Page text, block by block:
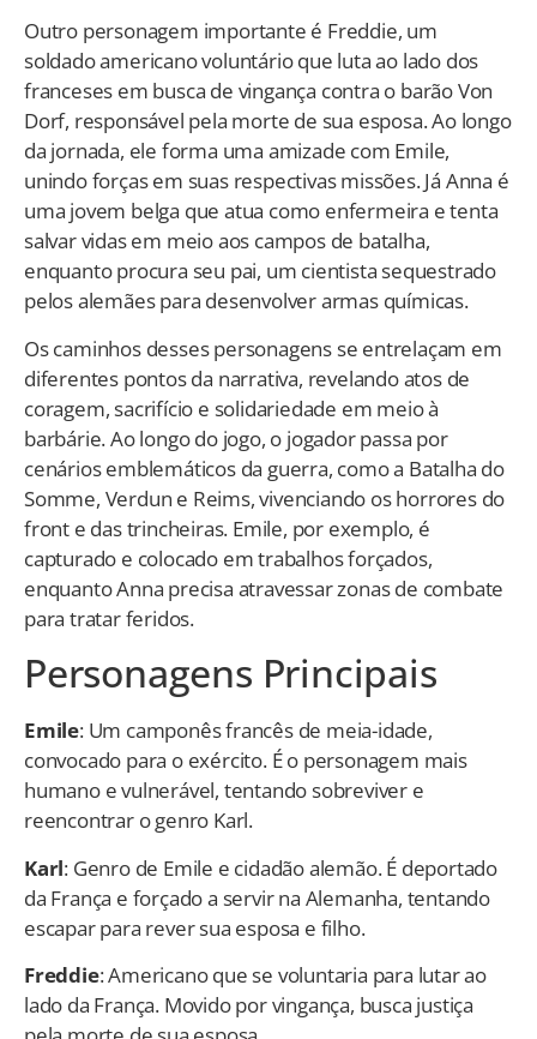
Outro personagem importante é Freddie, um
soldado americano voluntário que luta ao lado dos
franceses em busca de vingança contra o barão Von
Dorf, responsável pela morte de sua esposa. Ao longo
da jornada, ele forma uma amizade com Emile,
unindo forças em suas respectivas missões. Já Anna é
uma jovem belga que atua como enfermeira e tenta
salvar vidas em meio aos campos de batalha,
enquanto procura seu pai, um cientista sequestrado
pelos alemães para desenvolver armas químicas.
Os caminhos desses personagens se entrelaçam em
diferentes pontos da narrativa, revelando atos de
coragem, sacrifício e solidariedade em meio à
barbárie. Ao longo do jogo, o jogador passa por
cenários emblemáticos da guerra, como a Batalha do
Somme, Verdun e Reims, vivenciando os horrores do
front e das trincheiras. Emile, por exemplo, é
capturado e colocado em trabalhos forçados,
enquanto Anna precisa atravessar zonas de combate
para tratar feridos.
Personagens Principais
Emile: Um camponês francês de meia-idade,
convocado para o exército. É o personagem mais
humano e vulnerável, tentando sobreviver e
reencontrar o genro Karl.
Karl: Genro de Emile e cidadão alemão. É deportado
da França e forçado a servir na Alemanha, tentando
escapar para rever sua esposa e filho.
Freddie: Americano que se voluntaria para lutar ao
lado da França. Movido por vingança, busca justiça